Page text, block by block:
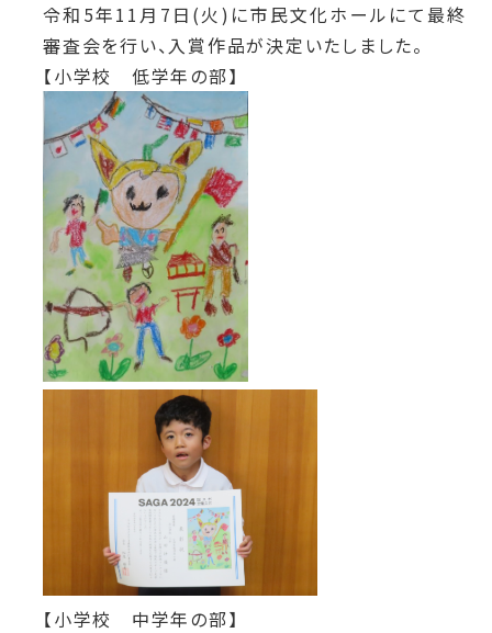
令和5年11月7日(火)に市民文化ホールにて最終
審査会を行い、入賞作品が決定いたしました。
【小学校 低学年の部】
【小学校 中学年の部】